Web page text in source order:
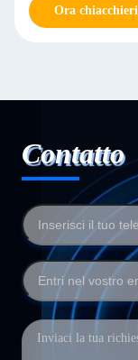
Ora chiacchieri
Contatto